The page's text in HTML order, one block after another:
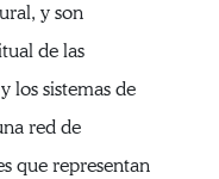
y son
de las
los sistemas de
red de
que representan